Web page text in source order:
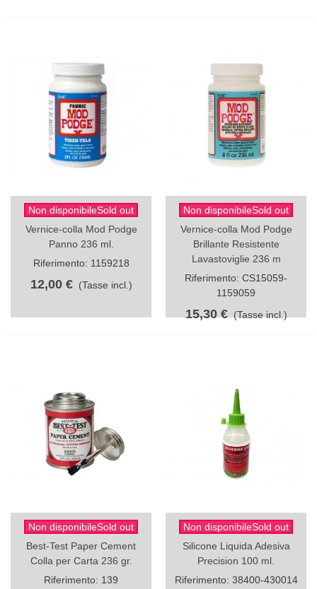
Non disponibileSold out
Vernice-colla Mod Podge
Panno 236 ml.
Riferimento: 1159218
12,00 € (Tasse incl.)
Non disponibileSold out
Vernice-colla Mod Podge
Brillante Resistente
Lavastoviglie 236 m
Riferimento: CS15059-
1159059
15,30 € (Tasse incl.)
Non disponibileSold out
Best-Test Paper Cement
Colla per Carta 236 gr.
Riferimento: 139
Non disponibileSold out
Silicone Liquida Adesiva
Precision 100 ml.
Riferimento: 38400-430014